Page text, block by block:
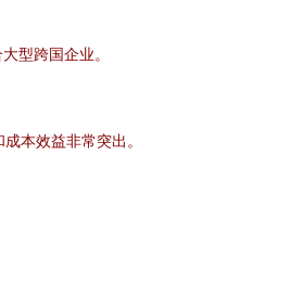
型跨国企业。
本效益非常突出。